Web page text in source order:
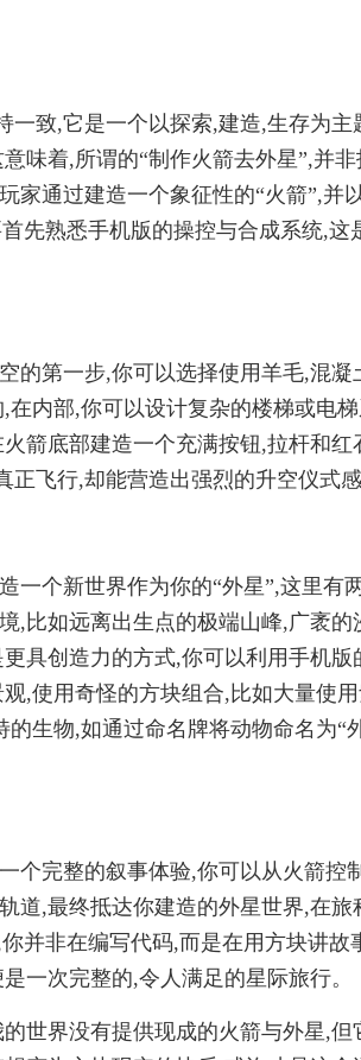
致,它是一个以探索,建造,生存为主
味着,所谓的“制作火箭去外星”,并
家通过建造一个象征性的“火箭”,并
先熟悉手机版的操控与合成系统,这
的第一步,你可以选择使用羊毛,混凝
内部,你可以设计复杂的楼梯或电
箭底部建造一个充满按钮,拉杆和红
飞行,却能营造出强烈的升空仪式感
一个新世界作为你的“外星”,这里有
,比如远离出生点的极端山峰,广袤的
具创造力的方式,你可以利用手机版
,使用奇怪的方块组合,比如大量使
生物,如通过命名牌将动物命名为“
个完整的叙事体验,你可以从火箭控
道,最终抵达你建造的外星世界,在旅
并非在编写代码,而是在用方块讲故
一次完整的,令人满足的星际旅行。
世界没有提供现成的火箭与外星,但